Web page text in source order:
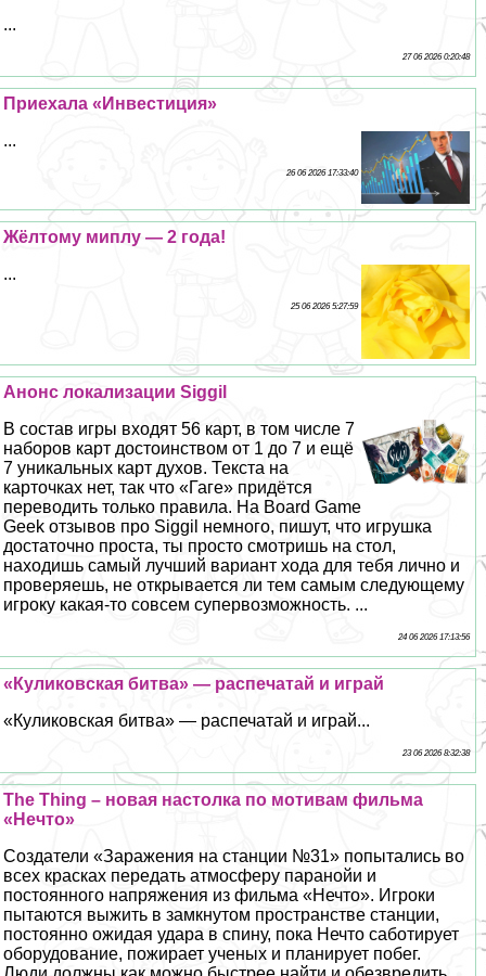
...
27 06 2026 0:20:48
Приехала «Инвестиция»
...
26 06 2026 17:33:40
Жёлтому миплу — 2 года!
...
25 06 2026 5:27:59
Анонс локализации Siggil
В состав игры входят 56 карт, в том числе 7
наборов карт достоинством от 1 до 7 и ещё
7 уникальных карт духов. Текста на
карточках нет, так что «Гаге» придётся
переводить только правила. На Board Game
Geek отзывов про Siggil немного, пишут, что игрушка
достаточно проста, ты просто смотришь на стол,
находишь самый лучший вариант хода для тебя лично и
проверяешь, не открывается ли тем самым следующему
игроку какая-то совсем супервозможность. ...
24 06 2026 17:13:56
«Куликовская битва» — распечатай и играй
«Куликовская битва» — распечатай и играй...
23 06 2026 8:32:38
The Thing – новая настолка по мотивам фильма
«Нечто»
Создатели «Заражения на станции №31» попытались во
всех красках передать атмосферу паранойи и
постоянного напряжения из фильма «Нечто». Игроки
пытаются выжить в замкнутом прострaнcтве станции,
постоянно ожидая удара в спину, пока Нечто саботирует
оборудование, пожирает ученых и планирует побег.